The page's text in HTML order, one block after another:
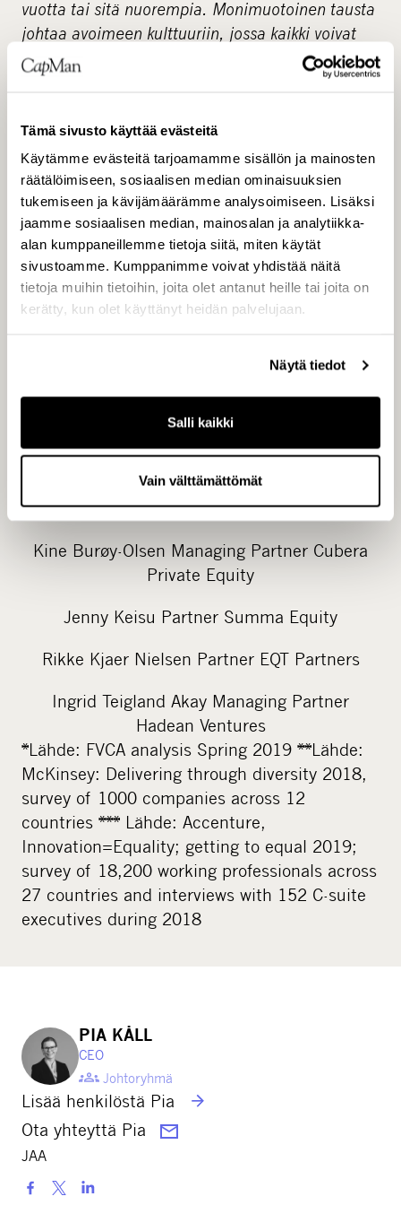
Tämä sivusto käyttää evästeitä
Käytämme evästeitä tarjoamamme sisällön ja mainosten
räätälöimiseen, sosiaalisen median ominaisuuksien
tukemiseen ja kävijämäärämme analysoimiseen. Lisäksi
jaamme sosiaalisen median, mainosalan ja analytiikka-
alan kumppaneillemme tietoja siitä, miten käytät
sivustoamme. Kumppanimme voivat yhdistää näitä
tietoja muihin tietoihin, joita olet antanut heille tai joita on
kerätty, kun olet käyttänyt heidän palvelujaan.
Näytä tiedot
Salli kaikki
Vain välttämättömät
vuotta tai sitä nuorempia. Monimuotoinen tausta
johtaa avoimeen kulttuuriin, jossa kaikki voivat
jakaa ajatuksiaan”
Pia Kåll, managing partner, CapMan Buyout
Mikä Level20?
Level20 on vuonna 2015 Lontoossa perustettu
voittoa tavoittelematon yhdistys, jonka
tarkoitus on kasvattaa pääomasijoitusalan
tietoisuutta monimuotoisuuteen liittyvistä
teemoista. Yli 40 kansainvälistä
yhdistystä ja se toimii tällä hetkellä UK:ssa,
pohjoismainen komitea koostuu viidestä
pohjoismaisen pääomasijoitusalan johtajasta:
Pia Kåll Managing Partner CapMan Buyout
Kine Burøy-Olsen Managing Partner Cubera
Private Equity
Jenny Keisu Partner Summa Equity
Rikke Kjaer Nielsen Partner EQT Partners
Ingrid Teigland Akay Managing Partner
Hadean Ventures
*Lähde: FVCA analysis Spring 2019 **Lähde:
McKinsey: Delivering through diversity 2018,
survey of 1000 companies across 12
countries *** Lähde: Accenture,
Innovation=Equality; getting to equal 2019;
survey of 18,200 working professionals across
27 countries and interviews with 152 C-suite
executives during 2018
PIA KÅLL
CEO
Johtoryhmä
Lisää henkilöstä Pia
Ota yhteyttä Pia
JAA
S